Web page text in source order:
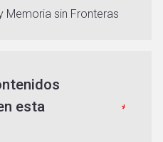
Memoria sin Fronteras
esta